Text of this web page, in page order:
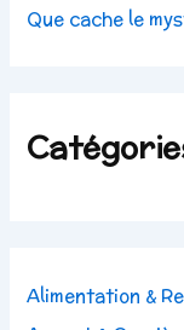
Que cache le
Alimentation &